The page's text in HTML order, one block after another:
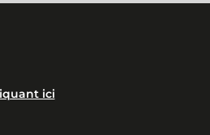
ici